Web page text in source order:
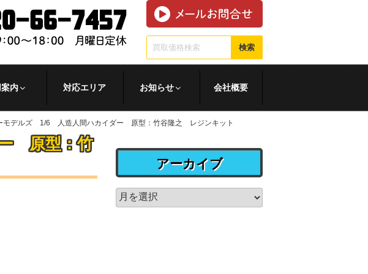
検索
内 対応エリア お知らせ 会社概要
モデルズ 1/6 人造人間ハカイダー 原型：竹谷隆之 レジンキット
原型：竹
アーカイブ